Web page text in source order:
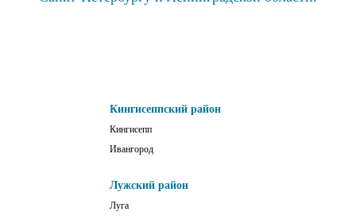
Кингисеппский район
Кингисепп
Ивангород
Лужский район
Луга